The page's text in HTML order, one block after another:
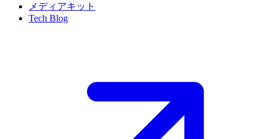
メディアキット
Tech Blog